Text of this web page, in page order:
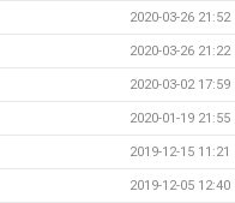
2020-03-26 21:52
2020-03-26 21:22
2020-03-02 17:59
2020-01-19 21:55
2019-12-15 11:21
2019-12-05 12:40